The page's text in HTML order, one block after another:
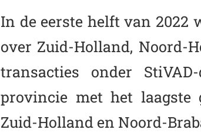
In de eerste helft van 2022
over Zuid-Holland, Noord-
transacties onder
provincie met het laagste
Zuid-Holland en Noord-